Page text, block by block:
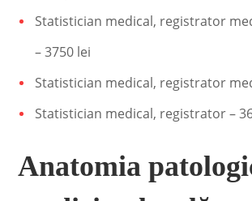
Statistician medical, registrator
– 3750 lei
Statistician medical, registrator
Statistician medical, registrator –
Anatomia